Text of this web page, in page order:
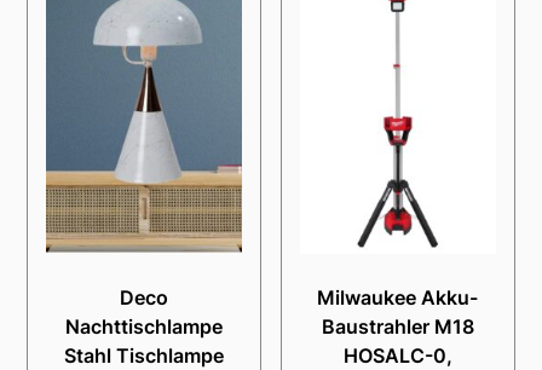
Deco
Nachttischlampe
Stahl Tischlampe
Milwaukee Akku-
Baustrahler M18
HOSALC-0,